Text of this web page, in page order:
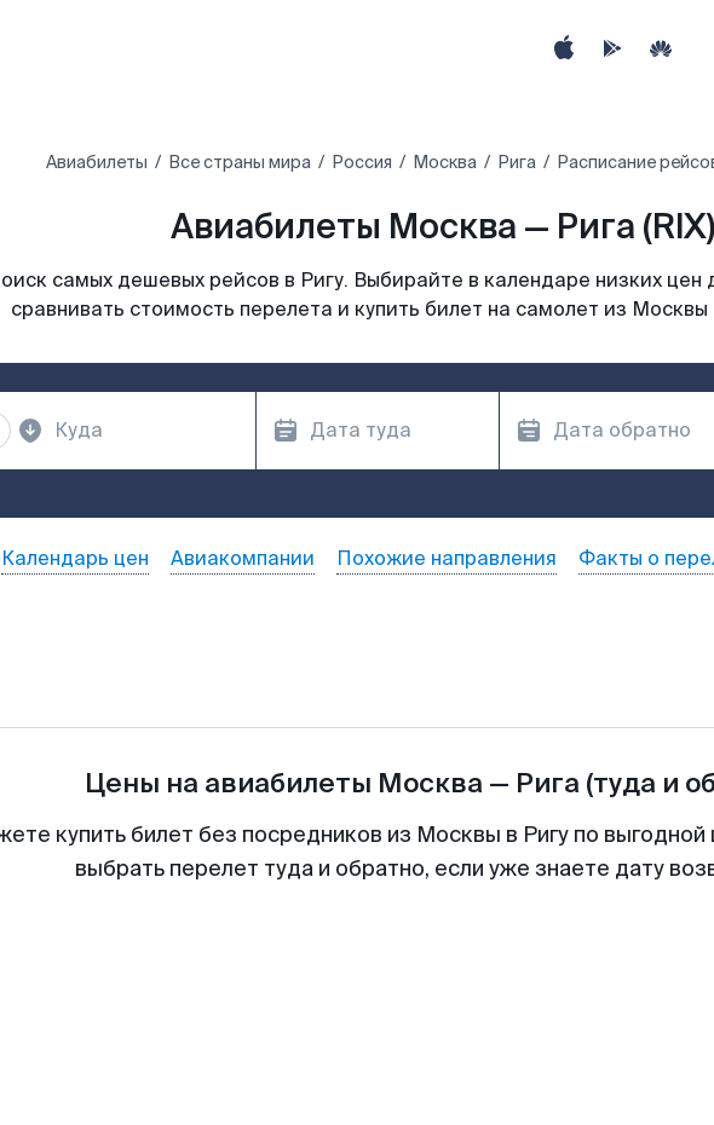
Авиабилеты Все страны мира Россия Москва Рига Расписание
Авиабилеты Москва — Рига (RIX)
самых дешевых рейсов в Ригу. Выбирайте в календаре низких цен
сравнивать стоимость перелета и купить билет на самолет из Москвы
Календарь цен Авиакомпании Похожие направления Факты о
Цены на авиабилеты Москва — Рига (туда и
купить билет без посредников из Москвы в Ригу по
выбрать перелет туда и обратно, если уже знаете дату